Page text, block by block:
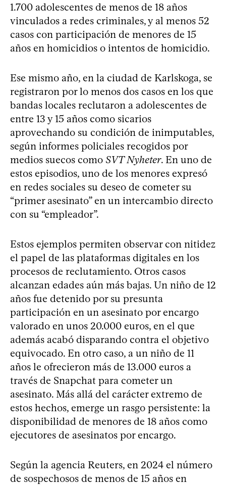
1.700 adolescentes de menos de 18 años
vinculados a redes criminales, y al menos 52
casos con participación de menores de 15
años en homicidios o intentos de homicidio.
Ese mismo año, en la ciudad de Karlskoga, se
registraron por lo menos dos casos en los que
bandas locales reclutaron a adolescentes de
entre 13 y 15 años como sicarios
aprovechando su condición de inimputables,
según informes policiales recogidos por
medios suecos como SVT Nyheter. En uno de
estos episodios, uno de los menores expresó
en redes sociales su deseo de cometer su
“primer asesinato” en un intercambio directo
con su “empleador”.
Estos ejemplos permiten observar con nitidez
el papel de las plataformas digitales en los
procesos de reclutamiento. Otros casos
alcanzan edades aún más bajas. Un niño de 12
años fue detenido por su presunta
participación en un asesinato por encargo
valorado en unos 20.000 euros, en el que
además acabó disparando contra el objetivo
equivocado. En otro caso, a un niño de 11
años le ofrecieron más de 13.000 euros a
través de Snapchat para cometer un
asesinato. Más allá del carácter extremo de
estos hechos, emerge un rasgo persistente: la
disponibilidad de menores de 18 años como
ejecutores de asesinatos por encargo.
Según la agencia Reuters, en 2024 el número
de sospechosos de menos de 15 años en